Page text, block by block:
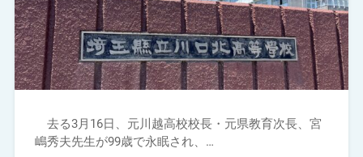
去る3月16日、元川越高校校長・元県教育次長、宮
嶋秀夫先生が99歳で永眠され、…